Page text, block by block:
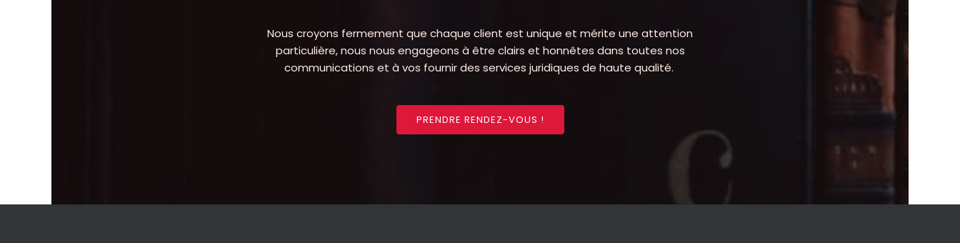
Nous croyons fermement que chaque client est unique et mérite une attention
particulière, nous nous engageons à être clairs et honnêtes dans toutes nos
communications et à vos fournir des services juridiques de haute qualité.
PRENDRE RENDEZ-VOUS !